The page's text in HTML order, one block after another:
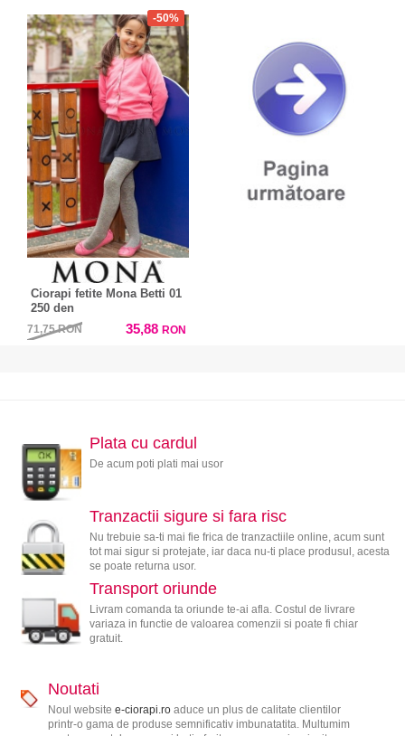
-50%
Ciorapi fetite Mona Betti 01
250 den
71,75RON 35,88 RON
Plata cu cardul
De acum poti plati mai usor
Tranzactii sigure si fara risc
Nu trebuie sa-ti mai fie frica de tranzactiile online, acum sunt
tot mai sigur si protejate, iar daca nu-ti place produsul, acesta
se poate returna usor.
Transport oriunde
Livram comanda ta oriunde te-ai afla. Costul de livrare
variaza in functie de valoarea comenzii si poate fi chiar
gratuit.
Noutati
Noul website e-ciorapi.roaduce un plus de calitate clientilor
printr-o gama de produse semnificativ imbunatatita. Multumim